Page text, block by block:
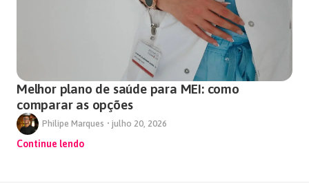
Melhor plano de saúde para MEI: como
comparar as opções
Philipe Marques • julho 20, 2026
Continue lendo